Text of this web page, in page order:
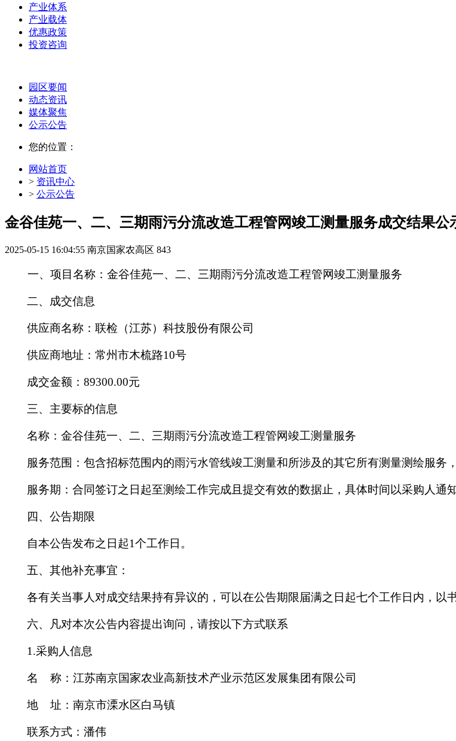
产业体系
产业载体
优惠政策
投资咨询
园区要闻
动态资讯
媒体聚焦
公示公告
您的位置：
网站首页
> 资讯中心
> 公示公告
金谷佳苑一、二、三期雨污分流改造工程管网竣工测量服务成交结果公
2025-05-15 16:04:55 南京国家农高区 843
一、项目名称： 金谷佳苑一、二、三期雨污分流改造工程管网竣工测量服务
二、 成交信息
供应商名称：联检（江苏）科技股份有限公司
供应商地址： 常州市木梳路10号
成交金额 ： 89300.00元
三、主要标的信息
名称： 金谷佳苑一、二、三期雨污分流改造工程管网竣工测量服务
服务范围：包含招标范围内的雨污水管线竣工测量和所涉及的其它所有测量测绘服务
服务期 ： 合同签订之日起至测绘工作完成且提交有效的数据止，具体时间以采购 人通
四、公告期限
自本公告发布之日起1个工作日。
五、其他补充事宜：
各有关当事人对成交结果持有异议的，可以在公告期限届满之日起七个工作日内，以
六、凡对本次公告内容提出询问，请按以下方式联系
1.采购 人信息
名 称： 江苏南京国家农业高新技术产业示范区发展集团有限公司
地 址：南京市溧水区白马镇
联系方式： 潘伟